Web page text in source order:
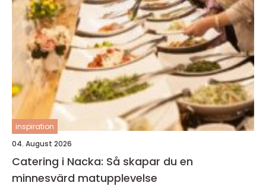
inspiration
04. August 2026
Catering i Nacka: Så skapar du en
minnesvärd matupplevelse